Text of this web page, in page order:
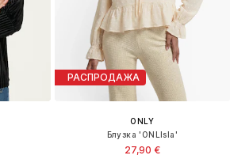
РАСПРОДАЖА
ONLY
Блузка 'ONLIsla'
27,90 €